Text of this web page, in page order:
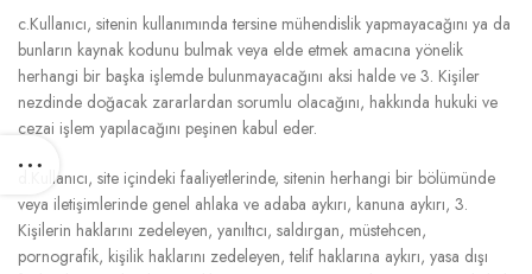
c.Kullanıcı, sitenin kullanımında tersine mühendislik yapmayacağını ya da
bunların kaynak kodunu bulmak veya elde etmek amacına yönelik
herhangi bir başka işlemde bulunmayacağını aksi halde ve 3. Kişiler
nezdinde doğacak zararlardan sorumlu olacağını, hakkında hukuki ve
cezai işlem yapılacağını peşinen kabul eder.
d.Kullanıcı, site içindeki faaliyetlerinde, sitenin herhangi bir bölümünde
veya iletişimlerinde genel ahlaka ve adaba aykırı, kanuna aykırı, 3.
Kişilerin haklarını zedeleyen, yanıltıcı, saldırgan, müstehcen,
pornografik, kişilik haklarını zedeleyen, telif haklarına aykırı, yasa dışı